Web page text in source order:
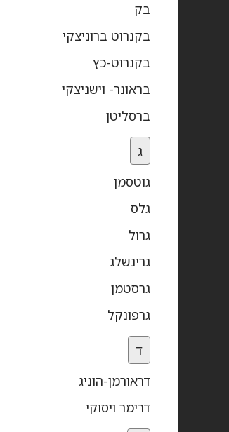
בק
בקנרוט ברוניצקי
בקנרוט-כץ
בראונר- וישניצקי
ברסליטן
ג
גוטסמן
גלס
גרול
גרינשלג
גרסטמן
גרפונקל
ד
דראורמן-הוניג
דרימר ויסוקי